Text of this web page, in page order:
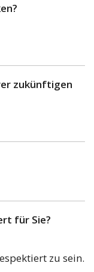
zukünftigen
für Sie?
zu sein.